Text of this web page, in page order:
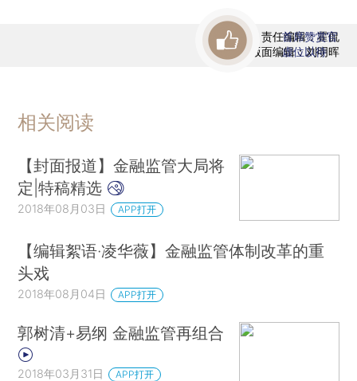
责任编辑：霍侃
版面编辑：刘明晖
首席赞赏官
虚位以待
相关阅读
【封面报道】金融监管大局将
定|特稿精选
2018年08月03日 APP打开
【编辑絮语·凌华薇】金融监管体制改革的重
头戏
2018年08月04日 APP打开
郭树清+易纲 金融监管再组合
2018年03月31日 APP打开